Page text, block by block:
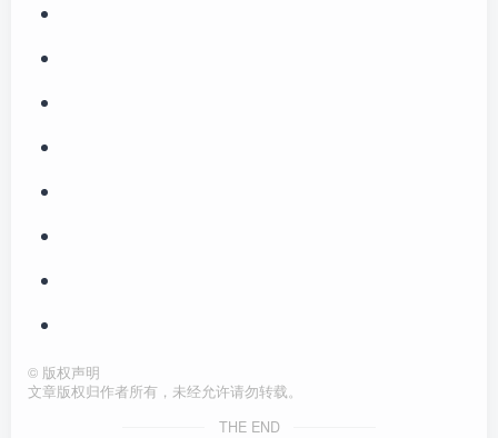
© 版权声明
文章版权归作者所有，未经允许请勿转载。
THE END